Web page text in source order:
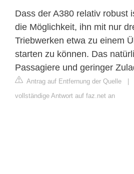
Dass der A380 relativ robust
die Möglichkeit, ihn mit nur
Triebwerken etwa zu einem
starten zu können. Das
Passagiere und geringer
Antrag auf Entfernung der Quelle
vollständige Antwort auf faz.net an